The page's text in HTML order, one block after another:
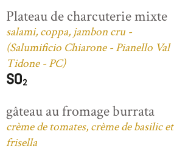
Plateau de charcuterie mixte
salami, coppa, jambon cru -
(Salumificio Chiarone - Pianello Val
Tidone - PC)
gâteau au fromage burrata
crème de tomates, crème de basilic et
frisella